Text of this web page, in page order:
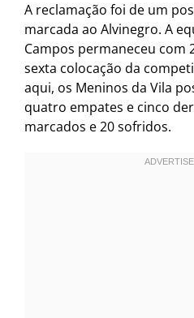
A reclamação foi de um
marcada ao Alvinegro. A
Campos permaneceu com
sexta colocação da
aqui, os Meninos da Vila
quatro empates e cinco
marcados e 20 sofridos.